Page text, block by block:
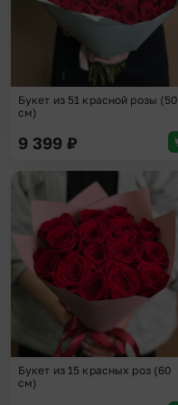
Букет из 51 красной розы (50
см)
9 399 ₽
Букет из 15 красных роз (60
см)